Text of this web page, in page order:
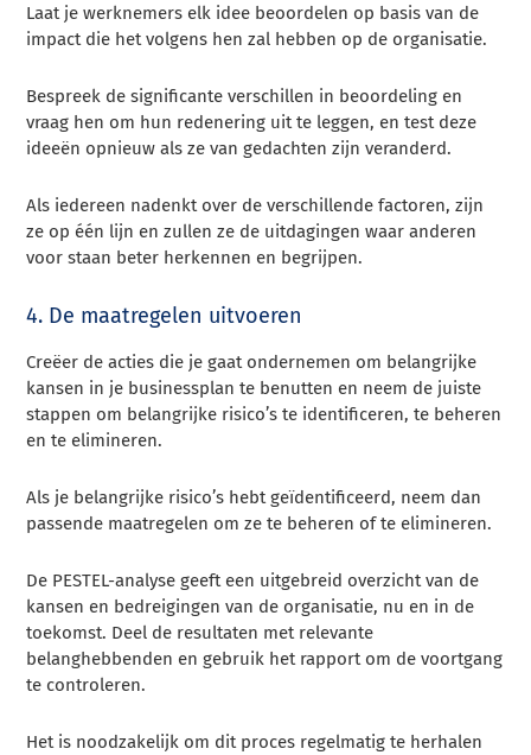
Laat je werknemers elk idee beoordelen op basis van de
impact die het volgens hen zal hebben op de organisatie.
Bespreek de significante verschillen in beoordeling en
vraag hen om hun redenering uit te leggen, en test deze
ideeën opnieuw als ze van gedachten zijn veranderd.
Als iedereen nadenkt over de verschillende factoren, zijn
ze op één lijn en zullen ze de uitdagingen waar anderen
voor staan beter herkennen en begrijpen.
4. De maatregelen uitvoeren
Creëer de acties die je gaat ondernemen om belangrijke
kansen in je businessplan te benutten en neem de juiste
stappen om belangrijke risico’s te identificeren, te beheren
en te elimineren.
Als je belangrijke risico’s hebt geïdentificeerd, neem dan
passende maatregelen om ze te beheren of te elimineren.
De PESTEL-analyse geeft een uitgebreid overzicht van de
kansen en bedreigingen van de organisatie, nu en in de
toekomst. Deel de resultaten met relevante
belanghebbenden en gebruik het rapport om de voortgang
te controleren.
Het is noodzakelijk om dit proces regelmatig te herhalen